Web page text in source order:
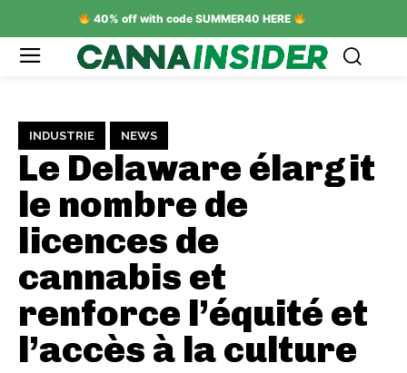
40% off with code SUMMER40 HERE
INDUSTRIE NEWS
Le Delaware élargit
le nombre de
licences de
cannabis et
renforce l’équité et
l’accès à la culture